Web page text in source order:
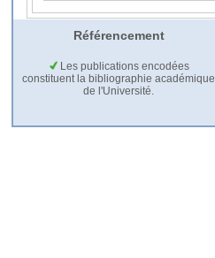
Référencement
Les publications encodées
constituent la bibliographie académique
de l'Université.